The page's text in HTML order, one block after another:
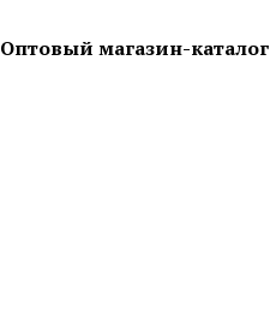
Оптовый магазин-каталог